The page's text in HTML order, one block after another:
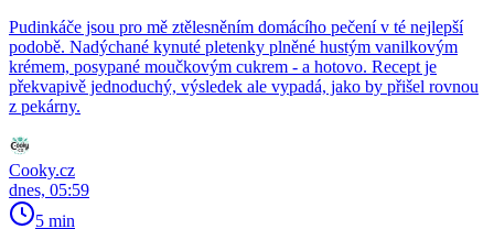
Pudinkáče jsou pro mě ztělesněním domácího pečení v té nejlepší
podobě. Nadýchané kynuté pletenky plněné hustým vanilkovým
krémem, posypané moučkovým cukrem - a hotovo. Recept je
překvapivě jednoduchý, výsledek ale vypadá, jako by přišel rovnou
z pekárny.
Cooky.cz
dnes, 05:59
5 min